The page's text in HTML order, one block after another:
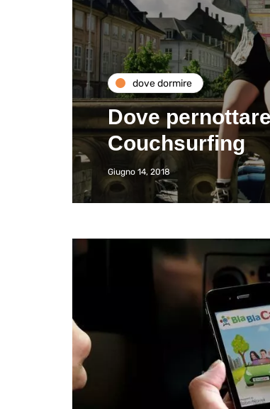
dove dormire
Dove
Couchsurfing
Giugno 14, 2018